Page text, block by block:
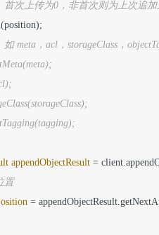
次上传为0，非首次则为上次追加
meta，acl，storageClass，
appendObjectResult =
置
=